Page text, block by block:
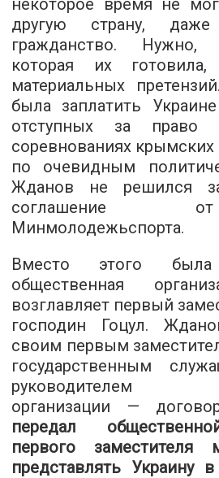
некоторое время не
другую страну,
гражданство. Нужно,
которая их готовила,
материальных
была заплатить
отступных за право
соревнованиях крымских
по очевидным
Жданов не решился
соглашение
Минмолодежьспорта.
Вместо этого была
общественная
возглавляет первый
господин Гоцул.
своим первым
государственным
руководителем
организации —
передал
первого заместителя
представлять Украину